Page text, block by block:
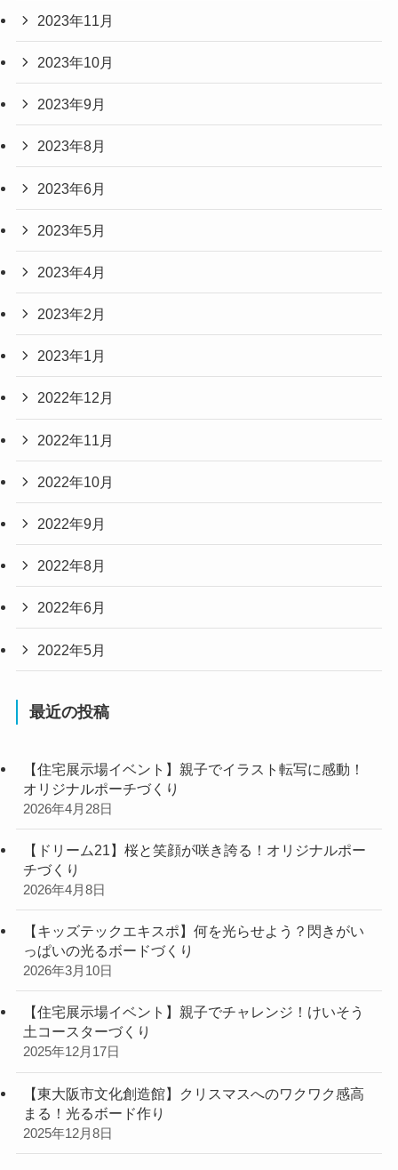
2023年11月
2023年10月
2023年9月
2023年8月
2023年6月
2023年5月
2023年4月
2023年2月
2023年1月
2022年12月
2022年11月
2022年10月
2022年9月
2022年8月
2022年6月
2022年5月
最近の投稿
【住宅展示場イベント】親子でイラスト転写に感動！
オリジナルポーチづくり
2026年4月28日
【ドリーム21】桜と笑顔が咲き誇る！オリジナルポー
チづくり
2026年4月8日
【キッズテックエキスポ】何を光らせよう？閃きがい
っぱいの光るボードづくり
2026年3月10日
【住宅展示場イベント】親子でチャレンジ！けいそう
土コースターづくり
2025年12月17日
【東大阪市文化創造館】クリスマスへのワクワク感高
まる！光るボード作り
2025年12月8日